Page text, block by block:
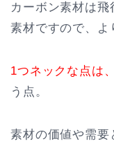
カーボン素材は
素材ですので、よ
1つネックな点は
う点。
素材の価値や需要